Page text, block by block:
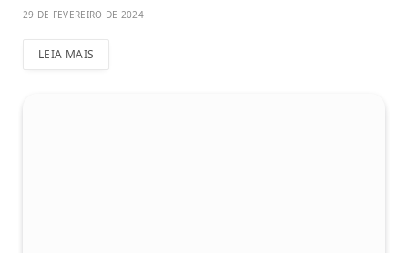
29 DE FEVEREIRO DE 2024
LEIA MAIS